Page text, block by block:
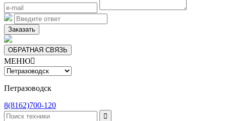
Заказать
ОБРАТНАЯ СВЯЗЬ
МЕНЮ
Петразоводск
8(8162)700-120
